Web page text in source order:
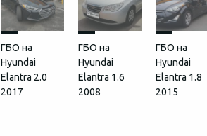
ГБО на
Hyundai
Elantra 2.0
2017
ГБО на
Hyundai
Elantra 1.6
2008
ГБО на
Hyundai
Elantra 1.8
2015